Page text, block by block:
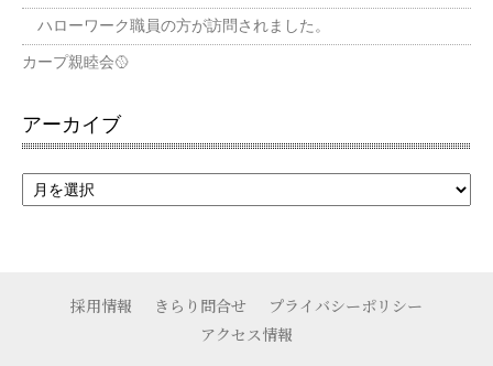
ハローワーク職員の方が訪問されました。
カープ親睦会🥎
アーカイブ
採用情報 きらり問合せ
プライバシーポリシー
アクセス情報